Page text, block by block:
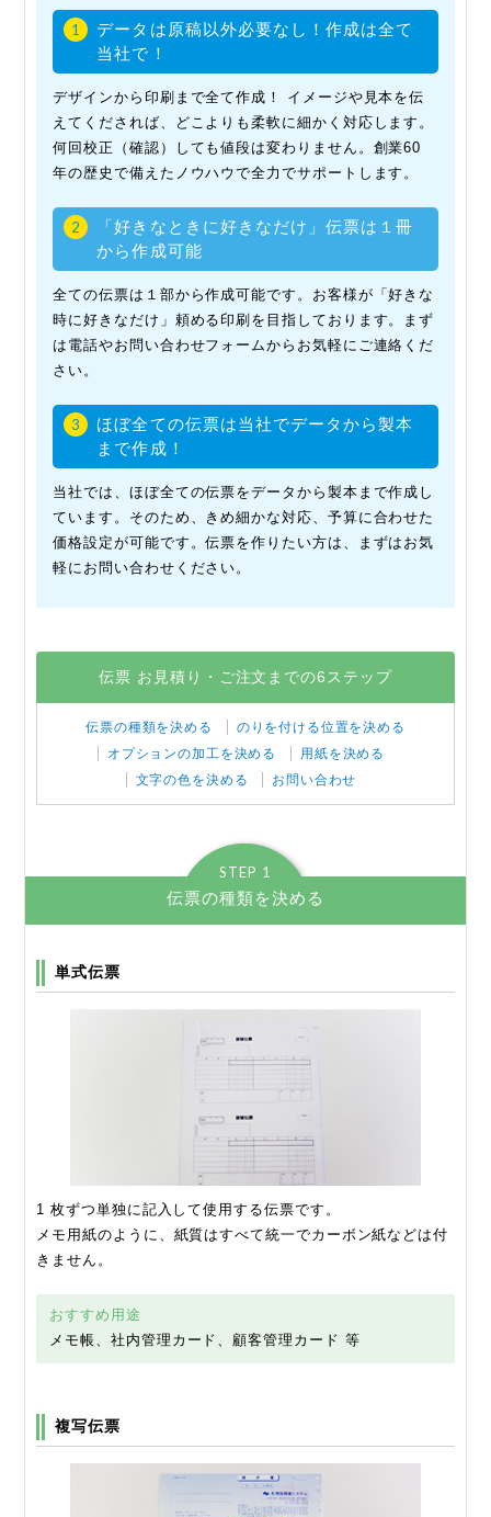
1
データは原稿以外必要なし！作成は全て
当社で！
デザインから印刷まで全て作成！ イメージや見本を伝
えてくだされば、どこよりも柔軟に細かく対応します。
何回校正（確認）しても値段は変わりません。創業60
年の歴史で備えたノウハウで全力でサポートします。
2
「好きなときに好きなだけ」伝票は１冊
から作成可能
全ての伝票は１部から作成可能です。お客様が「好きな
時に好きなだけ」頼める印刷を目指しております。まず
は電話やお問い合わせフォームからお気軽にご連絡くだ
さい。
3
ほぼ全ての伝票は当社でデータから製本
まで作成！
当社では、ほぼ全ての伝票をデータから製本まで作成し
ています。そのため、きめ細かな対応、予算に合わせた
価格設定が可能です。伝票を作りたい方は、まずはお気
軽にお問い合わせください。
伝票 お見積り・ご注文までの6ステップ
伝票の種類を決める
のりを付ける位置を決める
オプションの加工を決める
用紙を決める
文字の色を決める
お問い合わせ
STEP 1
伝票の種類を決める
単式伝票
1 枚ずつ単独に記入して使用する伝票です。
メモ用紙のように、紙質はすべて統一でカーボン紙などは付
きません。
おすすめ用途
メモ帳、社内管理カード、顧客管理カード 等
複写伝票